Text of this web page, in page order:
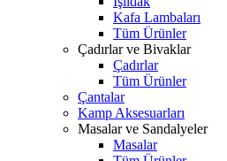
Kafa Lambaları
Tüm Ürünler
Çadırlar ve Bivaklar
Çadırlar
Tüm Ürünler
Çantalar
Kamp Aksesuarları
Masalar ve Sandalyeler
Masalar